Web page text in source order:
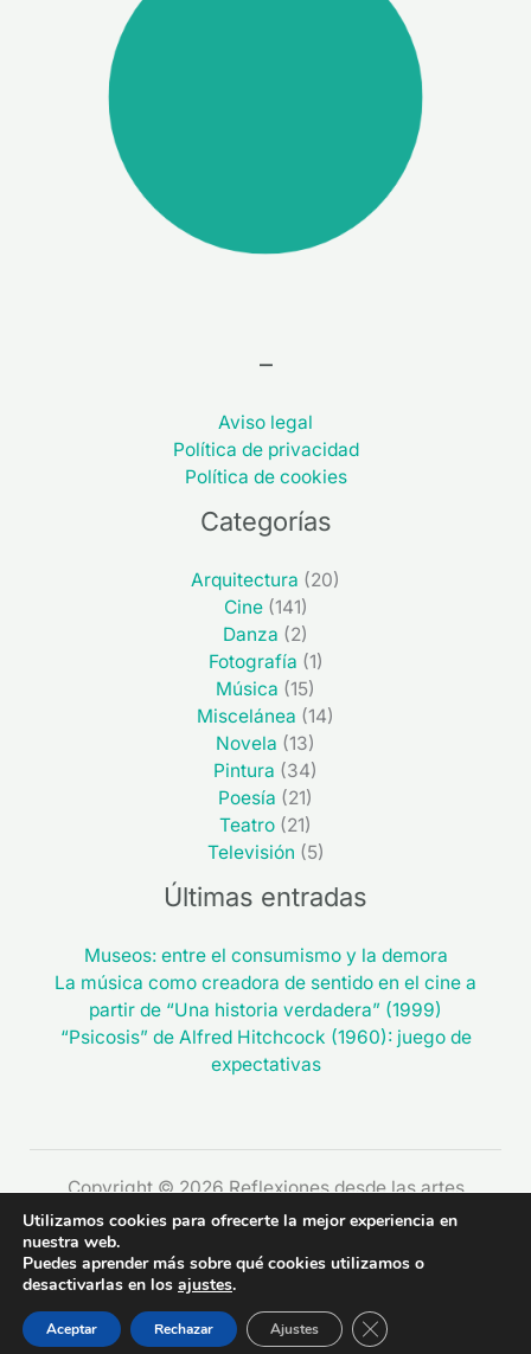
–
Aviso legal
Política de privacidad
Política de cookies
Categorías
Arquitectura (20)
Cine(141)
Danza (2)
Fotografía (1)
Música (15)
Miscelánea (14)
Novela (13)
Pintura (34)
Poesía (21)
Teatro (21)
Televisión (5)
Últimas entradas
Museos: entre el consumismo y la demora
La música como creadora de sentido en el cine a
partir de “Una historia verdadera” (1999)
“Psicosis” de Alfred Hitchcock (1960): juego de
expectativas
Copyright © 2026 Reflexiones desde las artes
Utilizamos cookies para ofrecerte la mejor experiencia en
nuestra web.
Puedes aprender más sobre qué cookies utilizamos o
desactivarlas en los ajustes.
Aceptar Rechazar Ajustes CERRAR EL